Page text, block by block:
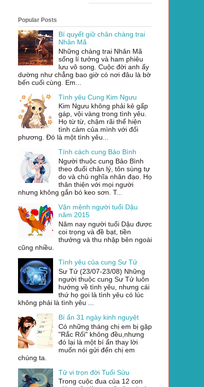
Popular Posts
Bí quyết giữ chân chàng trai
Nhân Mã
Những chàng trai Nhân Mã
sống lí tưởng và ham phiêu
lưu vô song. Cuộc đời anh ấy
dường như chẳng bao giờ có nơi đâu là bờ
bến cuối cùng. Em...
Tình yêu Cung Kim Ngưu
Kim Ngưu không phải kẻ gấp
gáp, vội vàng trong tình yêu.
Họ từ từ, chậm rãi thể hiện
tình cảm của mình với đối
phương. Đó là một tình yêu...
Tính cách cung Bảo Bình
Người thuộc cung Bảo Bình
theo đuổi chân lý, tôn sùng tự
do và chủ nghĩa nhân đạo. Họ
thân thiện với mọi người
nhưng không gắn bó keo sơn. T...
Vận mệnh người tuổi Dậu
năm 2015
Năm nay người tuổi Dậu được
coi trọng và đề bạt, tiền
thưởng và thu nhập bên ngoài
cũng nhiều.
Tình yêu của cung Sư Tử
Sư Tử (23/07-23/08) Những
người thuộc cung Sư Tử luôn
hướng về tình yêu, nhưng cái
thứ họ gọi là tình yêu có lúc
không phải là tình yêu ...
Bí ẩn 31 ngày kinh nguyệt
Có những tháng chị em bị gặp
"Rắc Rối" không đều,nhưng
đó lại là một bí ẩn thay lời
muốn nói gửi đến chị em
chúng ta.
Tử vi trọn đời Tuổi Sửu
Trong cuộc đua của 12 con